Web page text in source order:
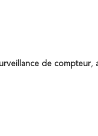
de compteur,